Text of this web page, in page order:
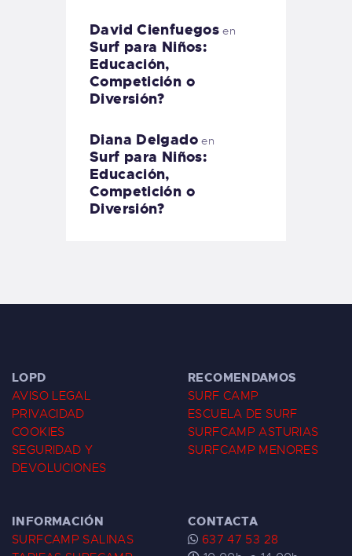
David Cienfuegos en
Surf para Niños:
Educación,
Competición o
Diversión?
Diana Delgadoen
Surf para Niños:
Educación,
Competición o
Diversión?
LOPD
AVISO LEGAL
PRIVACIDAD
COOKIES
SEGURIDAD Y
DEVOLUCIONES
RECOMENDAMOS
SURF CAMP
ESCUELA DE SURF
SURFCAMP ASTURIAS
SURFCAMP MENORES
INFORMACIÓN
SURFCAMP SALINAS
CONTACTA
637 47 53 28